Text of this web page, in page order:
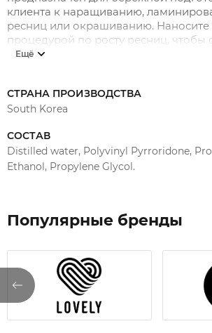
клиента к наращиванию,
ресниц или окрашиванию. Наносите
процедурой по росту ресниц, чтобы
загрязнений. Избегайте попадания в
Рекомендуется использовать
Enigma.
Ещё
СТРАНА ПРОИЗВОДСТВА
South Korea
СОСТАВ
Distilled water, Polyvinyl Pyrroridone,
Ethanol, Propylene Glycol.
Популярные бренды